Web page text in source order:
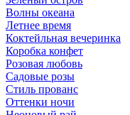
Волны океана
Летнее время
Коктейльная вечеринка
Коробка конфет
Розовая любовь
Садовые розы
Стиль прованс
Оттенки ночи